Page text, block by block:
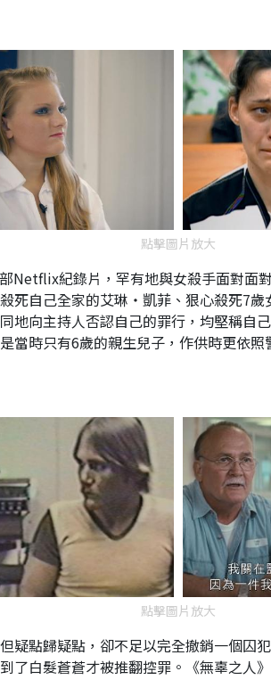
點擊圖片放大
Netflix紀錄片，罕有地與女殺手面對面
死自己全家的艾琳‧凱菲、狠心殺死7
地向主持人否認自己的罪行，均堅稱自
當時只有6歲的親生兒子，作供時更依
點擊圖片放大
疑點歸疑點，卻不足以完全撤銷一個囚
了白髮蒼蒼才被推翻控罪。《無辜之